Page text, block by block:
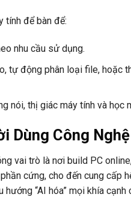
tính để bàn để:
nhu cầu sử dụng.
tự động phân loại file, hoặc
nói, thị giác máy tính và học
Dùng Công Nghệ
vai trò là nơi build PC
cứng, cho đến cung cấp
“AI hóa” mọi khía